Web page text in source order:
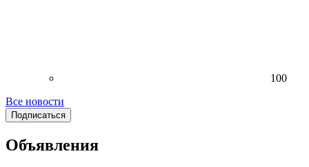
100
Все новости
Подписаться
Объявления